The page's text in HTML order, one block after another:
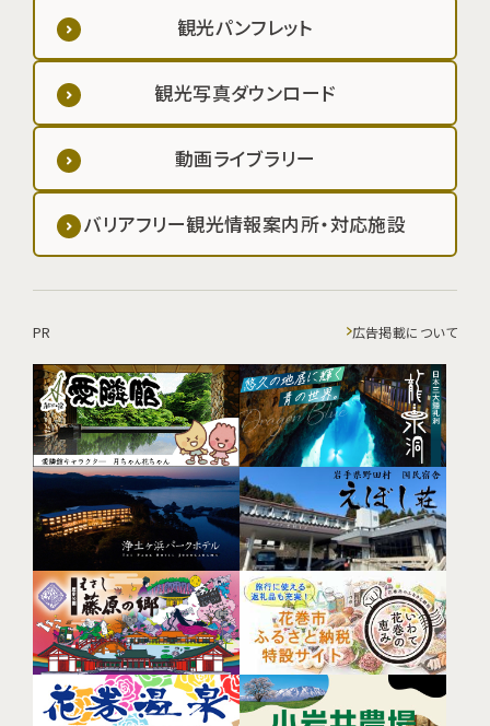
観光パンフレット
観光写真ダウンロード
動画ライブラリー
バリアフリー観光情報案内所・対応施設
PR 広告掲載について